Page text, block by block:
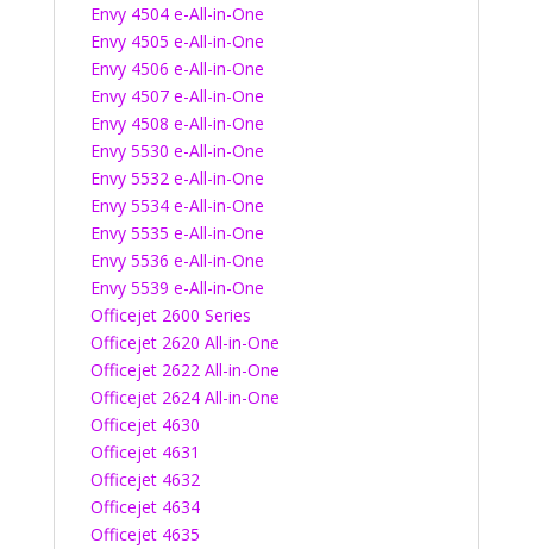
Envy 4504 e-All-in-One
Envy 4505 e-All-in-One
Envy 4506 e-All-in-One
Envy 4507 e-All-in-One
Envy 4508 e-All-in-One
Envy 5530 e-All-in-One
Envy 5532 e-All-in-One
Envy 5534 e-All-in-One
Envy 5535 e-All-in-One
Envy 5536 e-All-in-One
Envy 5539 e-All-in-One
Officejet 2600 Series
Officejet 2620 All-in-One
Officejet 2622 All-in-One
Officejet 2624 All-in-One
Officejet 4630
Officejet 4631
Officejet 4632
Officejet 4634
Officejet 4635